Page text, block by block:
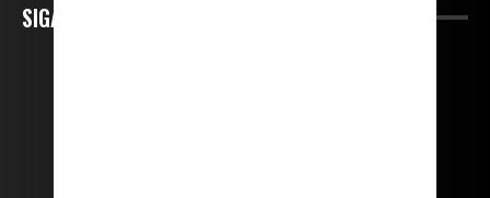
SIGA-NOS